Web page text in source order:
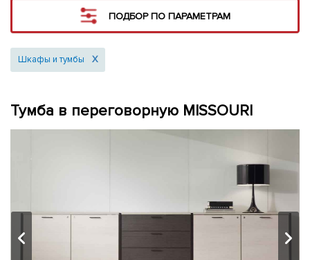
ПОДБОР ПО ПАРАМЕТРАМ
Шкафы и тумбы X
Тумба в переговорную MISSOURI